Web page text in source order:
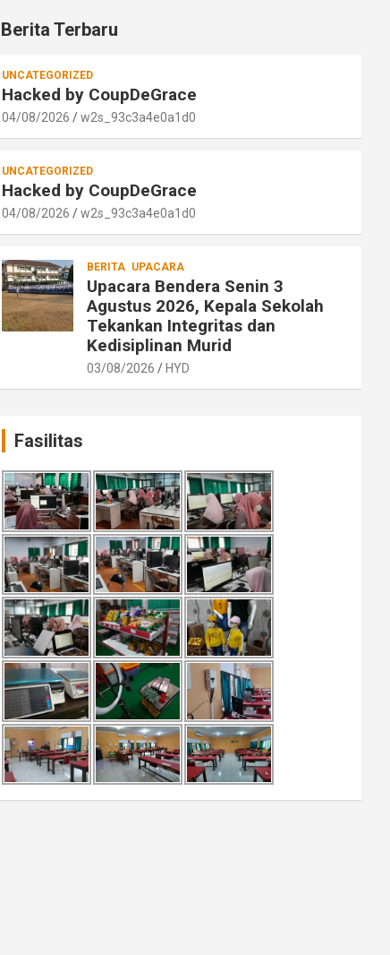
Berita Terbaru
UNCATEGORIZED
Hacked by CoupDeGrace
04/08/2026 w2s_93c3a4e0a1d0
UNCATEGORIZED
Hacked by CoupDeGrace
04/08/2026 w2s_93c3a4e0a1d0
BERITA UPACARA
Upacara Bendera Senin 3
Agustus 2026, Kepala Sekolah
Tekankan Integritas dan
Kedisiplinan Murid
03/08/2026 HYD
Fasilitas